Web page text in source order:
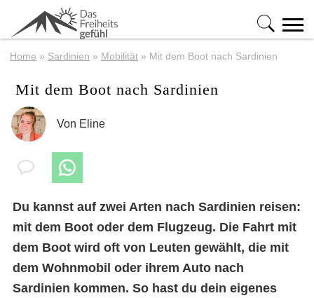
Home » Sardinien » Mobilität » Mit dem Boot nach Sardinien
Mit dem Boot nach Sardinien
Von Eline
Du kannst auf zwei Arten nach Sardinien reisen:
mit dem Boot oder dem Flugzeug. Die Fahrt mit
dem Boot wird oft von Leuten gewählt, die mit
dem Wohnmobil oder ihrem Auto nach
Sardinien kommen. So hast du dein eigenes